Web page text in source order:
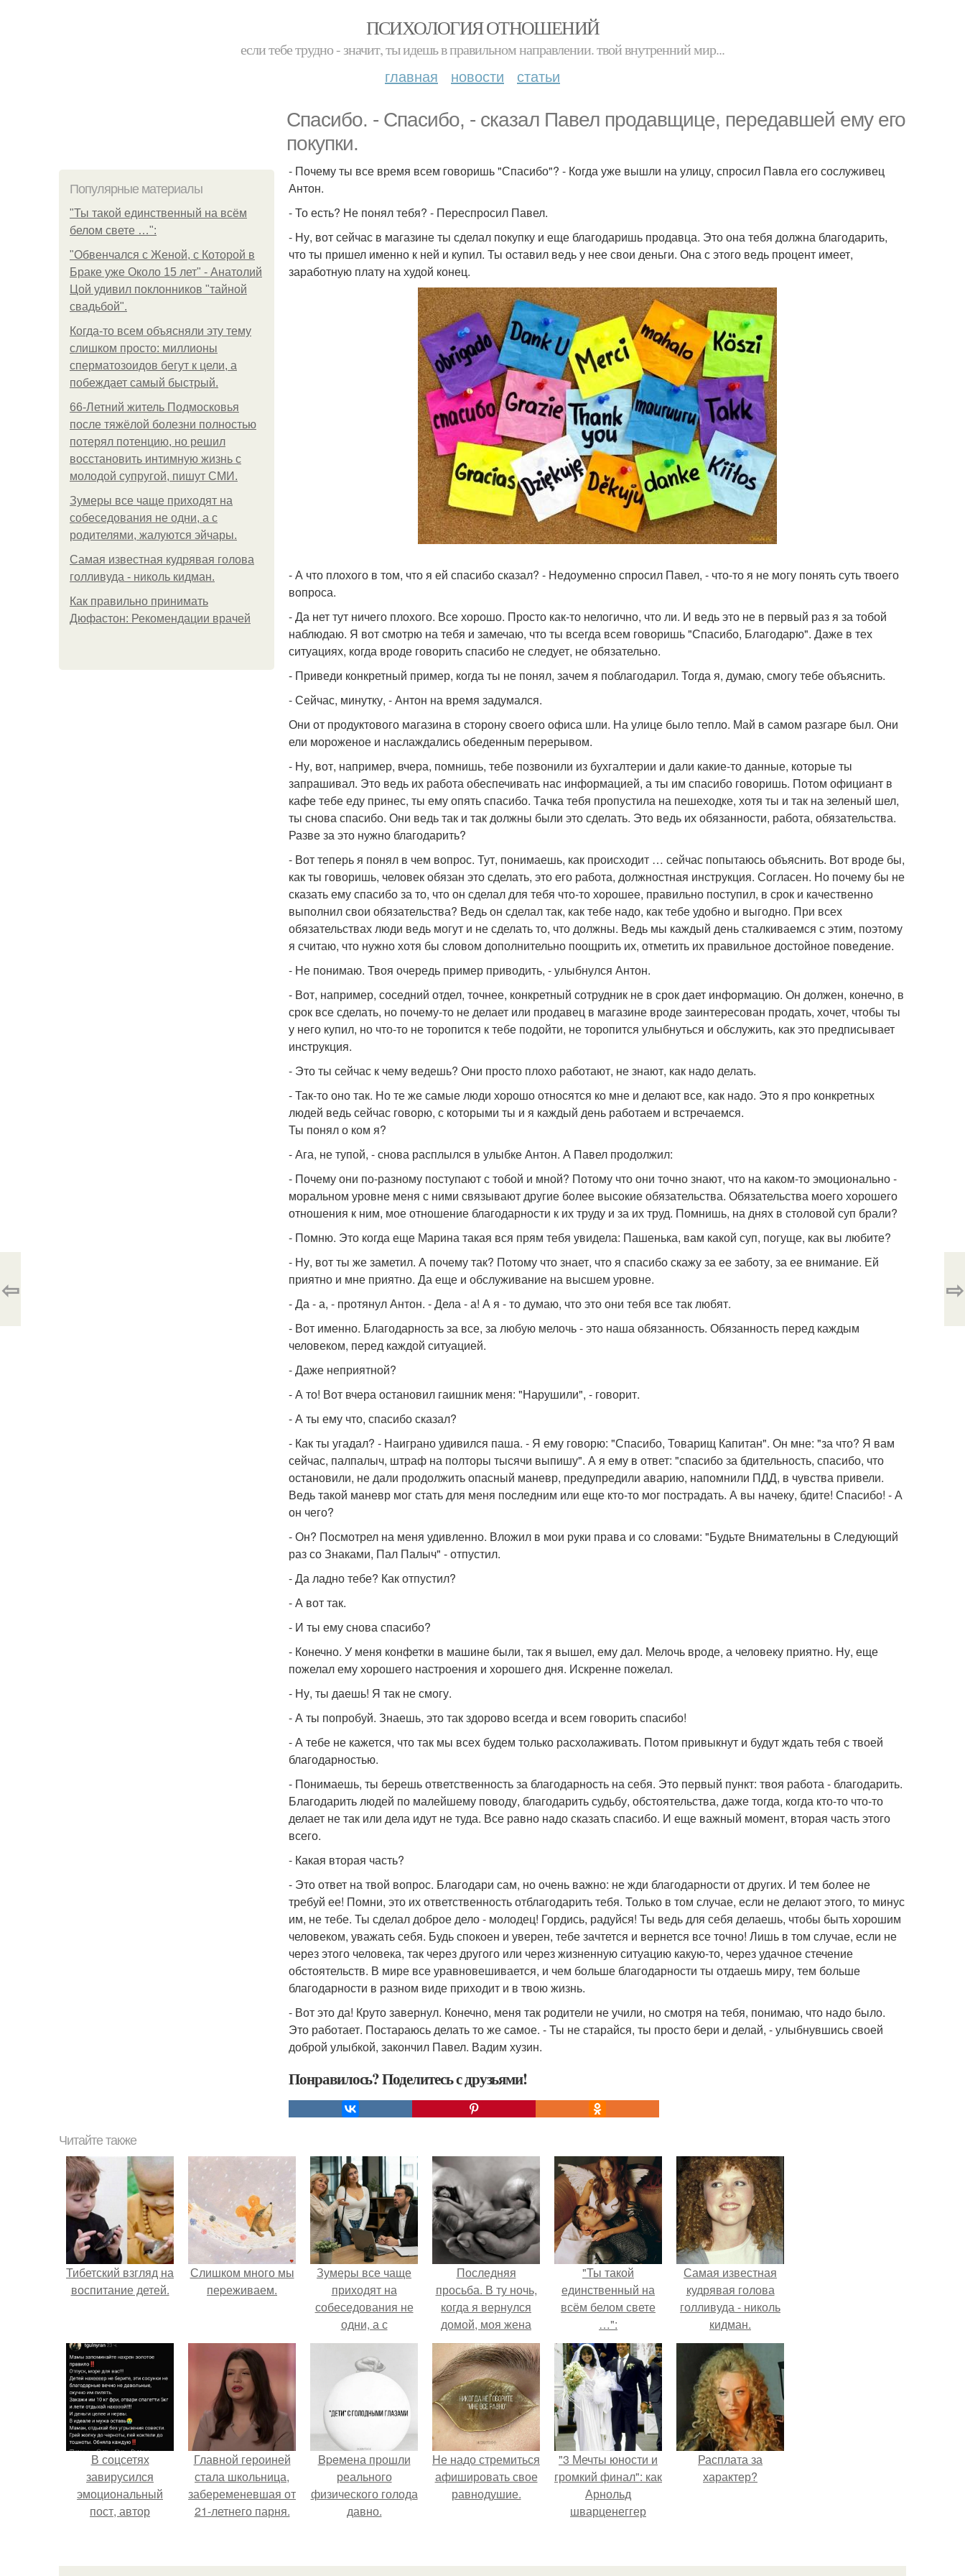
ПСИХОЛОГИЯ ОТНОШЕНИЙ
если тебе трудно - значит, ты идешь в правильном направлении. твой внутренний мир...
главная новости статьи
Спасибо. - Спасибо, - сказал Павел продавщице, передавшей ему его
покупки.
Популярные материалы
"Ты такой единственный на всём
белом свете …":
"Обвенчался с Женой, с Которой в
Браке уже Около 15 лет" - Анатолий
Цой удивил поклонников "тайной
свадьбой".
Когда-то всем объясняли эту тему
слишком просто: миллионы
сперматозоидов бегут к цели, а
побеждает самый быстрый.
66-Летний житель Подмосковья
после тяжёлой болезни полностью
потерял потенцию, но решил
восстановить интимную жизнь с
молодой супругой, пишут СМИ.
Зумеры все чаще приходят на
собеседования не одни, а с
родителями, жалуются эйчары.
Самая известная кудрявая голова
голливуда - николь кидман.
Как правильно принимать
Дюфастон: Рекомендации врачей
- Почему ты все время всем говоришь "Спасибо"? - Когда уже вышли на улицу, спросил Павла его сослуживец
Антон.
- То есть? Не понял тебя? - Переспросил Павел.
- Ну, вот сейчас в магазине ты сделал покупку и еще благодаришь продавца. Это она тебя должна благодарить,
что ты пришел именно к ней и купил. Ты оставил ведь у нее свои деньги. Она с этого ведь процент имеет,
заработную плату на худой конец.
- А что плохого в том, что я ей спасибо сказал? - Недоуменно спросил Павел, - что-то я не могу понять суть твоего
вопроса.
- Да нет тут ничего плохого. Все хорошо. Просто как-то нелогично, что ли. И ведь это не в первый раз я за тобой
наблюдаю. Я вот смотрю на тебя и замечаю, что ты всегда всем говоришь "Спасибо, Благодарю". Даже в тех
ситуациях, когда вроде говорить спасибо не следует, не обязательно.
- Приведи конкретный пример, когда ты не понял, зачем я поблагодарил. Тогда я, думаю, смогу тебе объяснить.
- Сейчас, минутку, - Антон на время задумался.
Они от продуктового магазина в сторону своего офиса шли. На улице было тепло. Май в самом разгаре был. Они
ели мороженое и наслаждались обеденным перерывом.
- Ну, вот, например, вчера, помнишь, тебе позвонили из бухгалтерии и дали какие-то данные, которые ты
запрашивал. Это ведь их работа обеспечивать нас информацией, а ты им спасибо говоришь. Потом официант в
кафе тебе еду принес, ты ему опять спасибо. Тачка тебя пропустила на пешеходке, хотя ты и так на зеленый шел,
ты снова спасибо. Они ведь так и так должны были это сделать. Это ведь их обязанности, работа, обязательства.
Разве за это нужно благодарить?
- Вот теперь я понял в чем вопрос. Тут, понимаешь, как происходит … сейчас попытаюсь объяснить. Вот вроде бы,
как ты говоришь, человек обязан это сделать, это его работа, должностная инструкция. Согласен. Но почему бы не
сказать ему спасибо за то, что он сделал для тебя что-то хорошее, правильно поступил, в срок и качественно
выполнил свои обязательства? Ведь он сделал так, как тебе надо, как тебе удобно и выгодно. При всех
обязательствах люди ведь могут и не сделать то, что должны. Ведь мы каждый день сталкиваемся с этим, поэтому
я считаю, что нужно хотя бы словом дополнительно поощрить их, отметить их правильное достойное поведение.
- Не понимаю. Твоя очередь пример приводить, - улыбнулся Антон.
- Вот, например, соседний отдел, точнее, конкретный сотрудник не в срок дает информацию. Он должен, конечно, в
срок все сделать, но почему-то не делает или продавец в магазине вроде заинтересован продать, хочет, чтобы ты
у него купил, но что-то не торопится к тебе подойти, не торопится улыбнуться и обслужить, как это предписывает
инструкция.
- Это ты сейчас к чему ведешь? Они просто плохо работают, не знают, как надо делать.
- Так-то оно так. Но те же самые люди хорошо относятся ко мне и делают все, как надо. Это я про конкретных
людей ведь сейчас говорю, с которыми ты и я каждый день работаем и встречаемся.
Ты понял о ком я?
- Ага, не тупой, - снова расплылся в улыбке Антон. А Павел продолжил:
- Почему они по-разному поступают с тобой и мной? Потому что они точно знают, что на каком-то эмоционально -
моральном уровне меня с ними связывают другие более высокие обязательства. Обязательства моего хорошего
отношения к ним, мое отношение благодарности к их труду и за их труд. Помнишь, на днях в столовой суп брали?
- Помню. Это когда еще Марина такая вся прям тебя увидела: Пашенька, вам какой суп, погуще, как вы любите?
- Ну, вот ты же заметил. А почему так? Потому что знает, что я спасибо скажу за ее заботу, за ее внимание. Ей
приятно и мне приятно. Да еще и обслуживание на высшем уровне.
- Да - а, - протянул Антон. - Дела - а! А я - то думаю, что это они тебя все так любят.
- Вот именно. Благодарность за все, за любую мелочь - это наша обязанность. Обязанность перед каждым
человеком, перед каждой ситуацией.
- Даже неприятной?
- А то! Вот вчера остановил гаишник меня: "Нарушили", - говорит.
- А ты ему что, спасибо сказал?
- Как ты угадал? - Наиграно удивился паша. - Я ему говорю: "Спасибо, Товарищ Капитан". Он мне: "за что? Я вам
сейчас, палпалыч, штраф на полторы тысячи выпишу". А я ему в ответ: "спасибо за бдительность, спасибо, что
остановили, не дали продолжить опасный маневр, предупредили аварию, напомнили ПДД, в чувства привели.
Ведь такой маневр мог стать для меня последним или еще кто-то мог пострадать. А вы начеку, бдите! Спасибо! - А
он чего?
- Он? Посмотрел на меня удивленно. Вложил в мои руки права и со словами: "Будьте Внимательны в Следующий
раз со Знаками, Пал Палыч" - отпустил.
- Да ладно тебе? Как отпустил?
- А вот так.
- И ты ему снова спасибо?
- Конечно. У меня конфетки в машине были, так я вышел, ему дал. Мелочь вроде, а человеку приятно. Ну, еще
пожелал ему хорошего настроения и хорошего дня. Искренне пожелал.
- Ну, ты даешь! Я так не смогу.
- А ты попробуй. Знаешь, это так здорово всегда и всем говорить спасибо!
- А тебе не кажется, что так мы всех будем только расхолаживать. Потом привыкнут и будут ждать тебя с твоей
благодарностью.
- Понимаешь, ты берешь ответственность за благодарность на себя. Это первый пункт: твоя работа - благодарить.
Благодарить людей по малейшему поводу, благодарить судьбу, обстоятельства, даже тогда, когда кто-то что-то
делает не так или дела идут не туда. Все равно надо сказать спасибо. И еще важный момент, вторая часть этого
всего.
- Какая вторая часть?
- Это ответ на твой вопрос. Благодари сам, но очень важно: не жди благодарности от других. И тем более не
требуй ее! Помни, это их ответственность отблагодарить тебя. Только в том случае, если не делают этого, то минус
им, не тебе. Ты сделал доброе дело - молодец! Гордись, радуйся! Ты ведь для себя делаешь, чтобы быть хорошим
человеком, уважать себя. Будь спокоен и уверен, тебе зачтется и вернется все точно! Лишь в том случае, если не
через этого человека, так через другого или через жизненную ситуацию какую-то, через удачное стечение
обстоятельств. В мире все уравновешивается, и чем больше благодарности ты отдаешь миру, тем больше
благодарности в разном виде приходит и в твою жизнь.
- Вот это да! Круто завернул. Конечно, меня так родители не учили, но смотря на тебя, понимаю, что надо было.
Это работает. Постараюсь делать то же самое. - Ты не старайся, ты просто бери и делай, - улыбнувшись своей
доброй улыбкой, закончил Павел. Вадим хузин.
Понравилось? Поделитесь с друзьями!
⇦ ⇨
Читайте также
Тибетский взгляд на
воспитание детей.
Слишком много мы
пеpеживаем.
Зумеры все чаще
приходят на
собеседования не
одни, а с
родителями,
жалуются эйчары.
Последняя
просьба. В ту ночь,
когда я вернулся
домой, моя жена
готовила ужин.
"Ты такой
единственный на
всём белом свете
…":
Самая известная
кудрявая голова
голливуда - николь
кидман.
В соцсетях
завирусился
эмоциональный
пост, автор
без детей и не
Главной героиней
стала школьница,
забеременевшая от
21-летнего парня.
Bpeмена прошли
реального
физического голода
давно.
Hе надо стремиться
афишировать свое
равнодушие.
"3 Мечты юности и
громкий финал": как
Арнольд
шварценеггер
Кеннеди.
Расплата за
характер?